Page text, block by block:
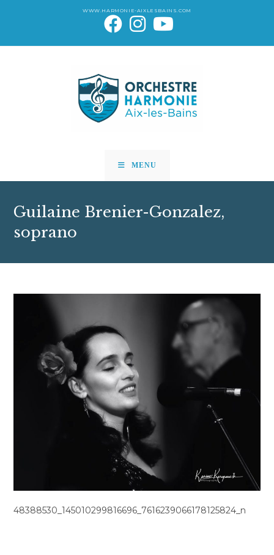
WWW.HARMONIE-AIXLESBAINS.COM
MENU
Guilaine Brenier-Gonzalez,
soprano
48388530_145010299816696_7616239066178125824_n